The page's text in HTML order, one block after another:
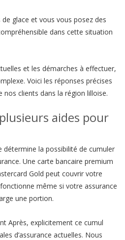
glace et vous vous posez des
dans cette situation
et les démarches à effectuer,
Voici les réponses précises
clients dans la région lilloise.
aides pour
la possibilité de cumuler
Une carte bancaire premium
Gold peut couvrir votre
même si votre assurance
une portion.
Après, explicitement ce cumul
d’assurance actuelles. Nous